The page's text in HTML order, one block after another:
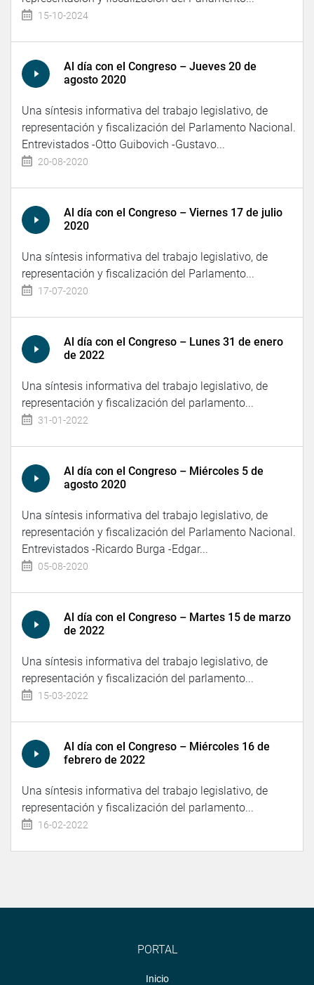
15-10-2024
Al día con el Congreso – Jueves 20 de
agosto 2020
Una síntesis informativa del trabajo legislativo, de
representación y fiscalización del Parlamento Nacional.
Entrevistados -Otto Guibovich -Gustavo...
20-08-2020
Al día con el Congreso – Viernes 17 de julio
2020
Una síntesis informativa del trabajo legislativo, de
representación y fiscalización del Parlamento...
17-07-2020
Al día con el Congreso – Lunes 31 de enero
de 2022
Una síntesis informativa del trabajo legislativo, de
representación y fiscalización del parlamento...
31-01-2022
Al día con el Congreso – Miércoles 5 de
agosto 2020
Una síntesis informativa del trabajo legislativo, de
representación y fiscalización del Parlamento Nacional.
Entrevistados -Ricardo Burga -Edgar...
05-08-2020
Al día con el Congreso – Martes 15 de marzo
de 2022
Una síntesis informativa del trabajo legislativo, de
representación y fiscalización del parlamento...
15-03-2022
Al día con el Congreso – Miércoles 16 de
febrero de 2022
Una síntesis informativa del trabajo legislativo, de
representación y fiscalización del parlamento...
16-02-2022
PORTAL
Inicio